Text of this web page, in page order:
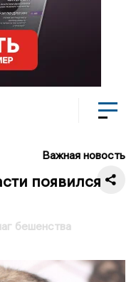
Важная новость
появился
бешенства